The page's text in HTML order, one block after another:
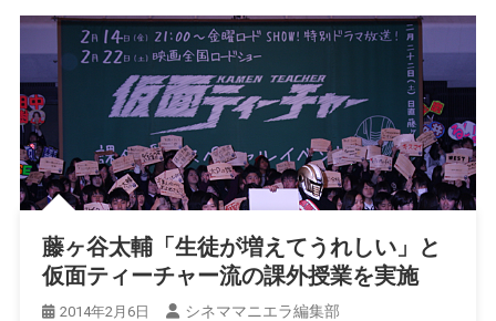
藤ヶ谷太輔「生徒が増えてうれしい」と
仮面ティーチャー流の課外授業を実施
2014年2月6日 シネママニエラ編集部